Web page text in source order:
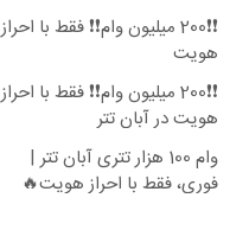
❗❗200 میلیون وام❗❗ فقط با احراز
هویت
❗❗200 میلیون وام❗❗ فقط با احراز
هویت در آبان تتر
وام 100 هزار تتری آبان تتر |
فوری، فقط با احراز هویت🔥